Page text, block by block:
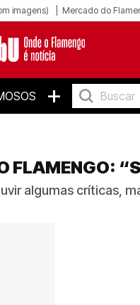
imagens) Mercado do
+
FLAMENGO:
algumas críticas,